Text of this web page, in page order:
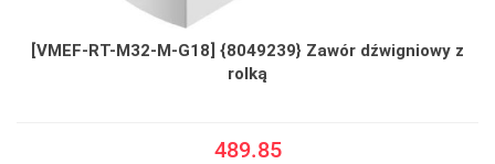
[VMEF-RT-M32-M-G18] {8049239} Zawór dźwigniowy z
rolką
489.85